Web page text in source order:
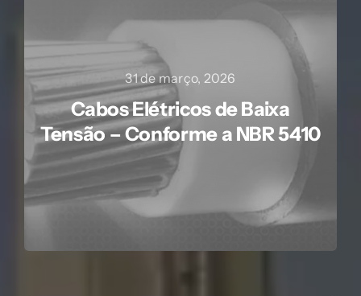
31 de março, 2026
Cabos Elétricos de Baixa
Tensão – Conforme a NBR 5410